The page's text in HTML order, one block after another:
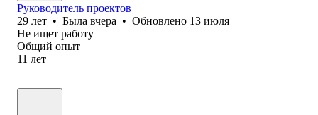
Руководитель проектов
29 лет • Была вчера • Обновлено 13 июля
Не ищет работу
Общий опыт
11 лет